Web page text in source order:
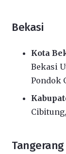
Bekasi
Kota
Bekasi
Pondok
Tangerang